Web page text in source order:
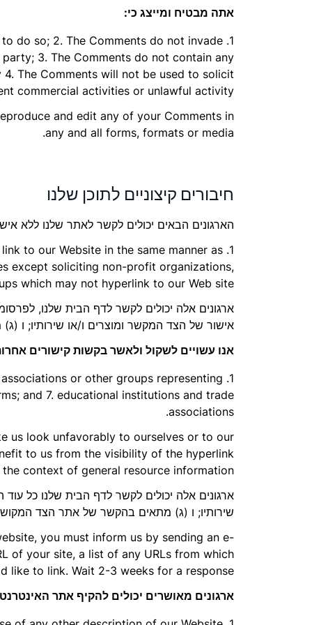
אתה מבטיח ומייצג כי:
do so; 2. The Comments do not invade
3. The Comments do not contain any
The Comments will not be used to solicit
commercial activities or unlawful activity.
and edit any of your Comments in
any and all forms, formats or media.
חיבורים קיצוניים לתוכן שלנו
הארגונים הבאים יכולים לקשר לאתר שלנו ללא
to our Website in the same manner as
except soliciting non-profit organizations,
which may not hyperlink to our Web site.
ארגונים אלה יכולים לקשר לדף הבית שלנו,
אישור של הצד המקשר ומוצרים ו/או שירותיו;
אנו עשויים לשקול ולאשר בקשות קישורים
or other groups representing
and 7. educational institutions and trade
associations.
us look unfavorably to ourselves or to our
to us from the visibility of the hyperlink
context of general resource information.
ארגונים אלה יכולים לקשר לדף הבית שלנו כל
שירותיו; ו (ג) מתאים בהקשר של אתר הצד
you must inform us by sending an e-
of your site, a list of any URLs from which
like to link. Wait 2-3 weeks for a response.
ארגונים מאושרים יכולים להקיף אתר